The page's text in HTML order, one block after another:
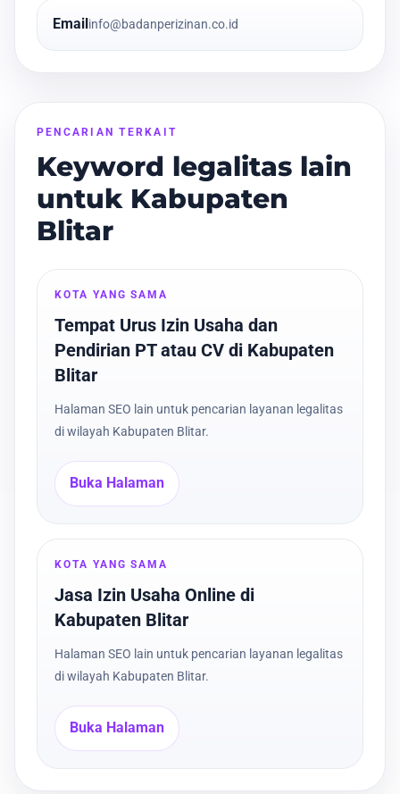
Email info@badanperizinan.co.id
PENCARIAN TERKAIT
Keyword legalitas lain
untuk Kabupaten
Blitar
KOTA YANG SAMA
Tempat Urus Izin Usaha dan
Pendirian PT atau CV di Kabupaten
Blitar
Halaman SEO lain untuk pencarian layanan legalitas
di wilayah Kabupaten Blitar.
Buka Halaman
KOTA YANG SAMA
Jasa Izin Usaha Online di
Kabupaten Blitar
Halaman SEO lain untuk pencarian layanan legalitas
di wilayah Kabupaten Blitar.
Buka Halaman